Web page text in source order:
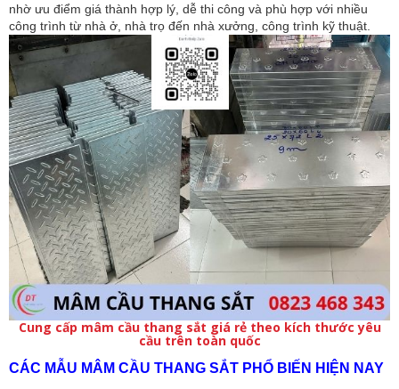
nhờ ưu điểm giá thành hợp lý, dễ thi công và phù hợp với nhiều
công trình từ nhà ở, nhà trọ đến nhà xưởng, công trình kỹ thuật.
Cung cấp mâm cầu thang sắt giá rẻ theo kích thước yêu
cầu trên toàn quốc
CÁC MẪU MÂM CẦU THANG SẮT PHỔ BIẾN HIỆN NAY